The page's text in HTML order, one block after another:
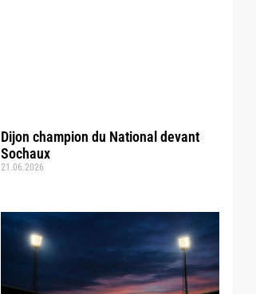
Dijon champion du National devant
Sochaux
21.06.2026